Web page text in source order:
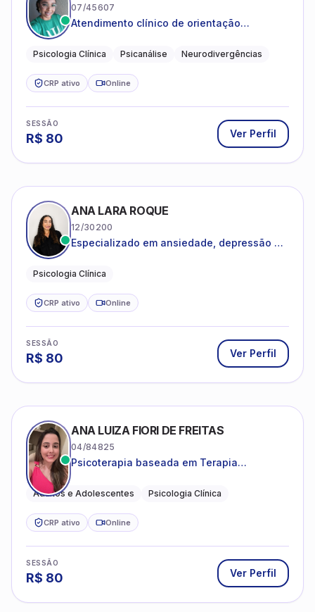
07/45607
Atendimento clínico de orientação
crianças neurotípicas
Psicologia Clínica Psicanálise Neurodivergências
CRP ativo Online
SESSÃO
R$ 80 Ver Perfil
ANA LARA ROQUE
12/30200
Especializado em ansiedade, depressão e
Psicologia Clínica
CRP ativo Online
SESSÃO
R$ 80 Ver Perfil
ANA LUIZA FIORI DE FREITAS
04/84825
Psicoterapia baseada em Terapia
Adultos e Adolescentes Psicologia Clínica
CRP ativo Online
SESSÃO
R$ 80 Ver Perfil